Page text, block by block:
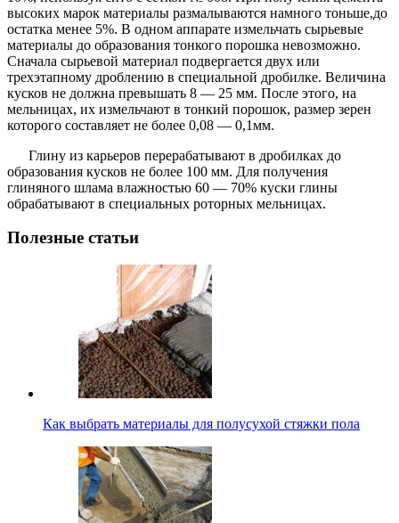
высоких марок материалы размалываются намного тоньше,до
остатка менее 5%. В одном аппарате измельчать сырьевые
материалы до образования тонкого порошка невозможно.
Сначала сырьевой материал подвергается двух или
трехэтапному дроблению в специальной дробилке. Величина
кусков не должна превышать 8 — 25 мм. После этого, на
мельницах, их измельчают в тонкий порошок, размер зерен
которого составляет не более 0,08 — 0,1мм.
Глину из карьеров перерабатывают в дробилках до
образования кусков не более 100 мм. Для получения
глиняного шлама влажностью 60 — 70% куски глины
обрабатывают в специальных роторных мельницах.
Полезные статьи
Как выбрать материалы для полусухой стяжки пола